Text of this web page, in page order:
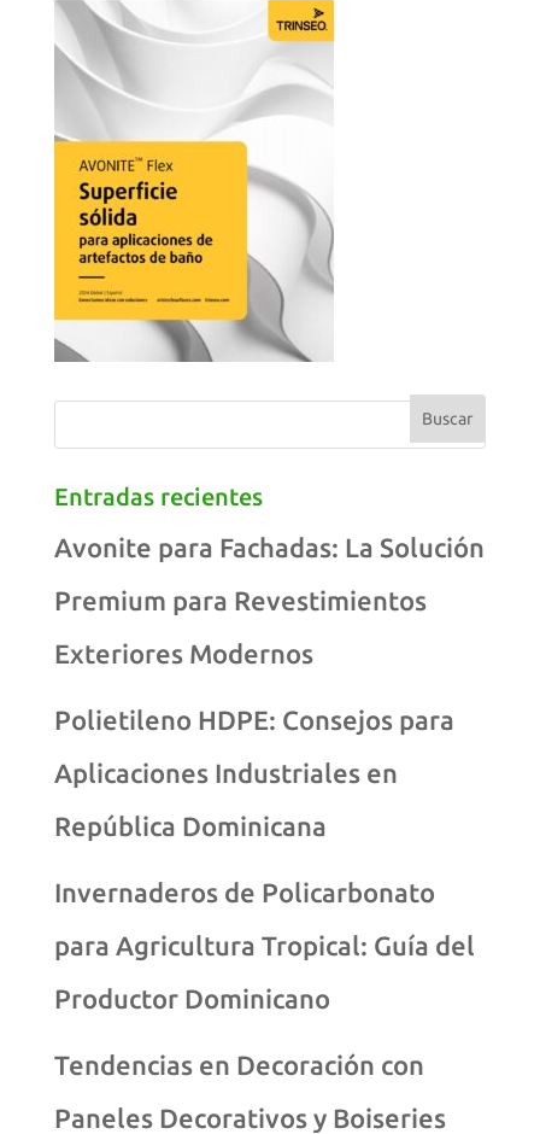
Entradas recientes
Avonite para Fachadas: La Solución
Premium para Revestimientos
Exteriores Modernos
Polietileno HDPE: Consejos para
Aplicaciones Industriales en
República Dominicana
Invernaderos de Policarbonato
para Agricultura Tropical: Guía del
Productor Dominicano
Tendencias en Decoración con
Paneles Decorativos y Boiseries